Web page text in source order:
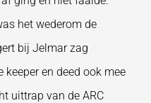
het wederom de
bij Jelmar zag
keeper en deed ook mee
uittrap van de ARC